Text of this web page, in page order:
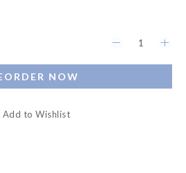
NOW
Add to Wishlist